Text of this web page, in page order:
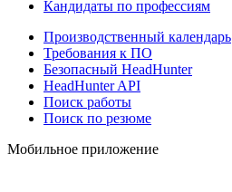
Кандидаты по профессиям
Производственный календарь
Требования к ПО
Безопасный HeadHunter
HeadHunter API
Поиск работы
Поиск по резюме
Мобильное приложение